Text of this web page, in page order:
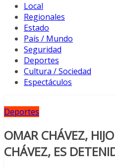
Local
Regionales
Estado
País / Mundo
Seguridad
Deportes
Cultura / Sociedad
Espectáculos
Deportes
OMAR CHÁVEZ,
CHÁVEZ, ES